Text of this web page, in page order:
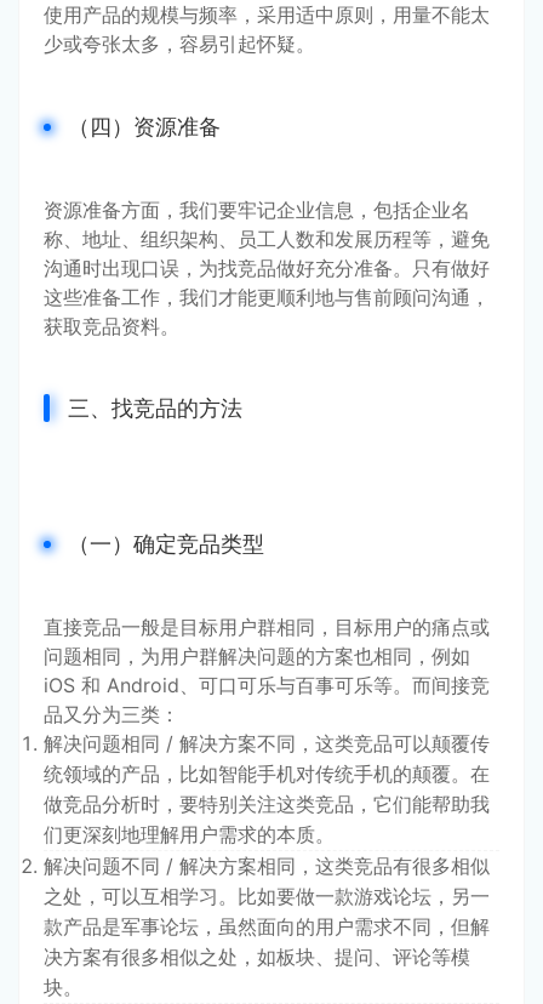
使用产品的规模与频率，采用适中原则，用量不能太
少或夸张太多，容易引起怀疑。
（四）资源准备
资源准备方面，我们要牢记企业信息，包括企业名
称、地址、组织架构、员工人数和发展历程等，避免
沟通时出现口误，为找竞品做好充分准备。只有做好
这些准备工作，我们才能更顺利地与售前顾问沟通，
获取竞品资料。
三、找竞品的方法
（一）确定竞品类型
直接竞品一般是目标用户群相同，目标用户的痛点或
问题相同，为用户群解决问题的方案也相同，例如
iOS 和 Android、可口可乐与百事可乐等。而间接竞
品又分为三类：
解决问题相同 / 解决方案不同，这类竞品可以颠覆传
统领域的产品，比如智能手机对传统手机的颠覆。在
做竞品分析时，要特别关注这类竞品，它们能帮助我
们更深刻地理解用户需求的本质。
解决问题不同 / 解决方案相同，这类竞品有很多相似
之处，可以互相学习。比如要做一款游戏论坛，另一
款产品是军事论坛，虽然面向的用户需求不同，但解
决方案有很多相似之处，如板块、提问、评论等模
块。